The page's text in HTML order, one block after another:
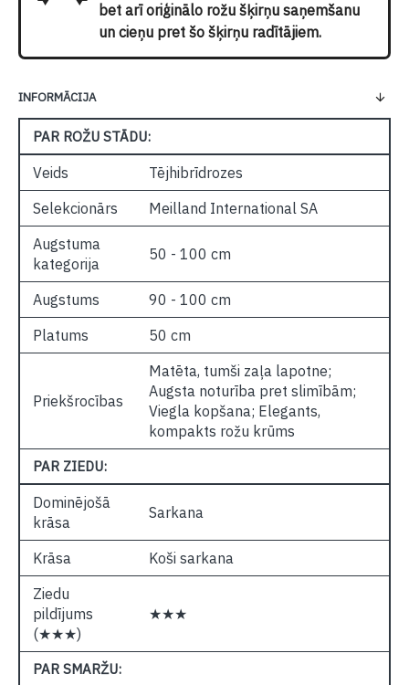
bet arī oriģinālo rožu šķirņu saņemšanu
un cieņu pret šo šķirņu radītājiem.
INFORMĀCIJA
PAR ROŽU STĀDU:
Veids
Tējhibrīdrozes
Selekcionārs
Meilland International SA
Augstuma
kategorija
50 - 100 cm
Augstums
90 - 100 cm
Platums
50 cm
Priekšrocības
Matēta, tumši zaļa lapotne;
Augsta noturība pret slimībām;
Viegla kopšana; Elegants,
kompakts rožu krūms
PAR ZIEDU:
Dominējošā
krāsa
Sarkana
Krāsa
Koši sarkana
Ziedu
pildījums
(★★★)
★★★
PAR SMARŽU: